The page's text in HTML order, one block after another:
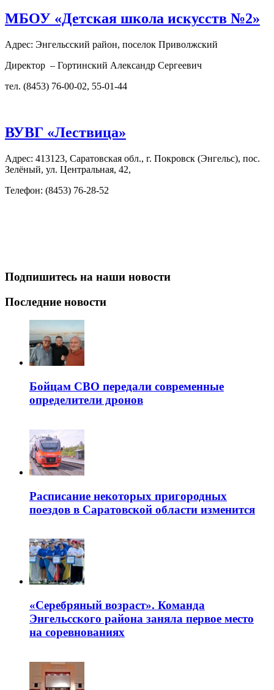
МБОУ «Детская школа искусств №2»
Адрес: Энгельсский район, поселок Приволжский
Директор – Гортинский Александр Сергеевич
тел. (8453) 76-00-02, 55-01-44
ВУВГ «Лествица»
Адрес: 413123, Саратовская обл., г. Покровск (Энгельс), пос.
Зелёный, ул. Центральная, 42,
Телефон: (8453) 76-28-52
Подпишитесь на наши новости
Последние новости
Бойцам СВО передали современные
определители дронов
Расписание некоторых пригородных
поездов в Саратовской области изменится
«Серебряный возраст». Команда
Энгельсского района заняла первое место
на соревнованиях